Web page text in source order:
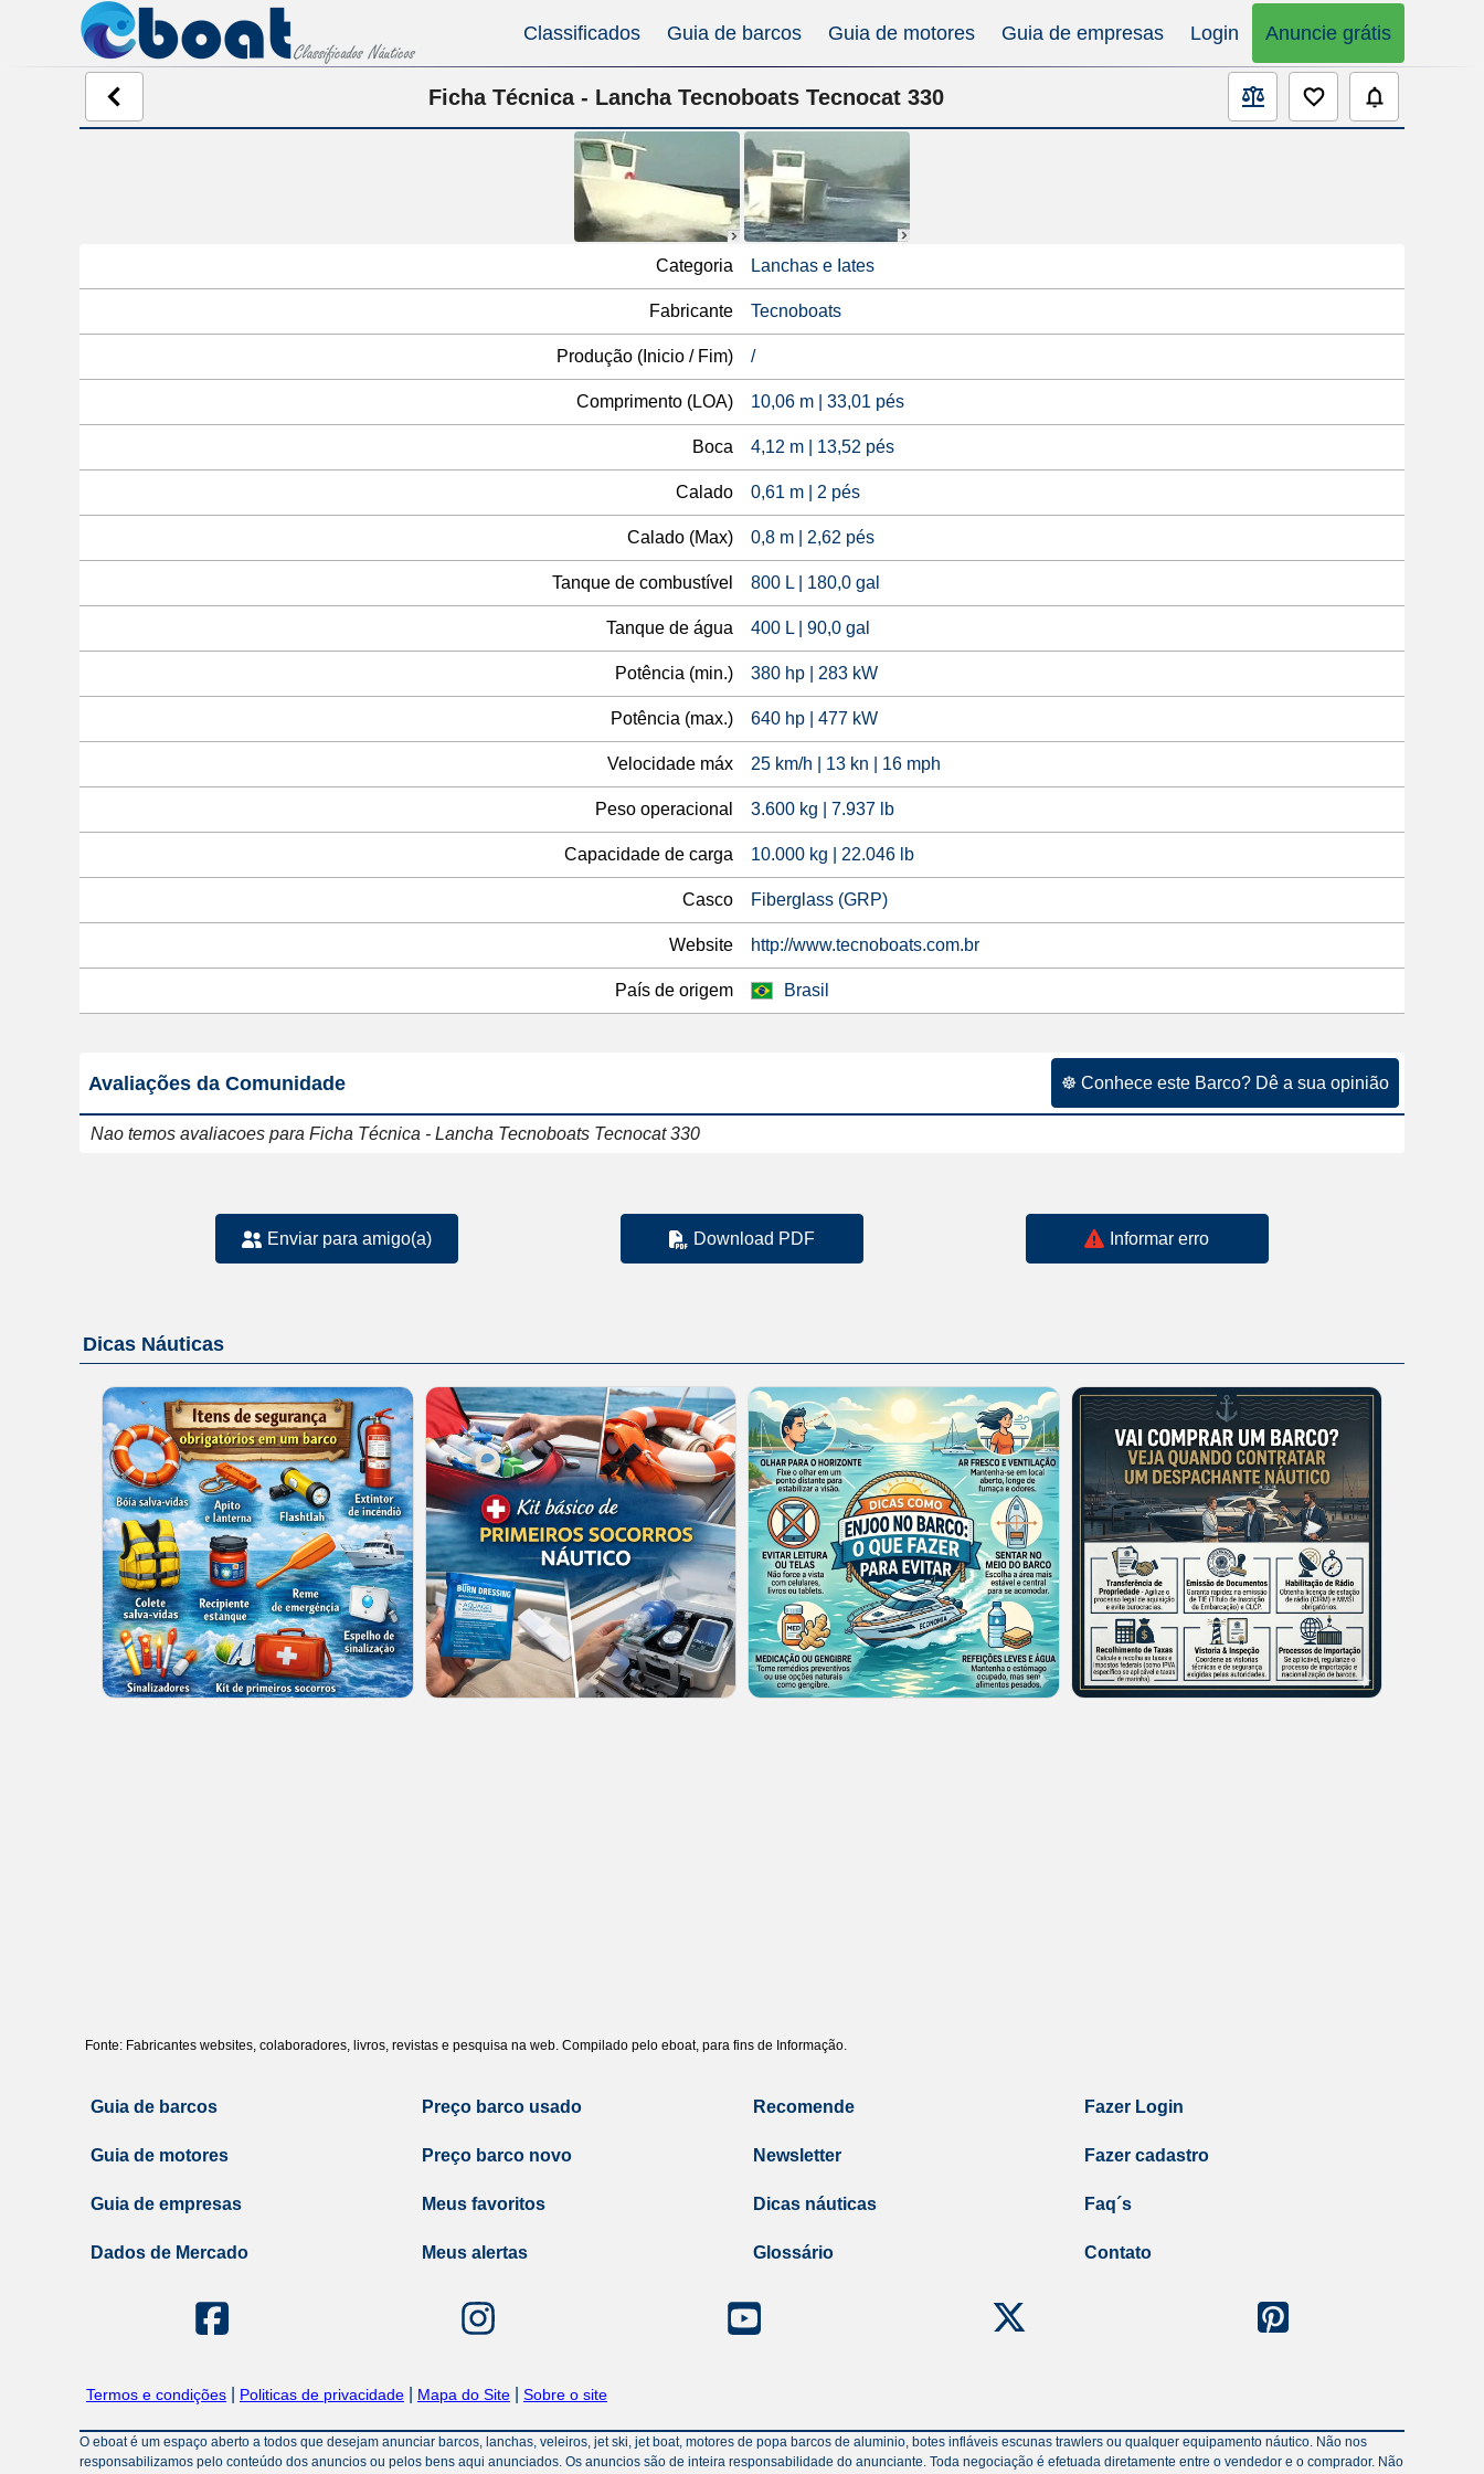
Classificados Guia de barcos Guia de motores Guia de empresas Login Anuncie grátis
Ficha Técnica - Lancha Tecnoboats Tecnocat 330
Categoria Lanchas e Iates
Fabricante Tecnoboats
Produção (Inicio / Fim) /
Comprimento (LOA) 10,06 m | 33,01 pés
Boca 4,12 m | 13,52 pés
Calado 0,61 m | 2 pés
Calado (Max) 0,8 m | 2,62 pés
Tanque de combustível 800 L | 180,0 gal
Tanque de água 400 L | 90,0 gal
Potência (min.) 380 hp | 283 kW
Potência (max.) 640 hp | 477 kW
Velocidade máx 25 km/h | 13 kn | 16 mph
Peso operacional 3.600 kg | 7.937 lb
Capacidade de carga 10.000 kg | 22.046 lb
Casco Fiberglass (GRP)
Website http://www.tecnoboats.com.br
País de origem Brasil
Avaliações da Comunidade ☸ Conhece este Barco? Dê a sua opinião
Nao temos avaliacoes para Ficha Técnica - Lancha Tecnoboats Tecnocat 330
Enviar para amigo(a) Download PDF Informar erro
Dicas Náuticas
Fonte: Fabricantes websites, colaboradores, livros, revistas e pesquisa na web. Compilado pelo eboat, para fins de Informação.
Guia de barcos
Guia de motores
Guia de empresas
Dados de Mercado
Preço barco usado
Preço barco novo
Meus favoritos
Meus alertas
Recomende
Newsletter
Dicas náuticas
Glossário
Fazer Login
Fazer cadastro
Faq´s
Contato
Termos e condições Politicas de privacidade Mapa do Site Sobre o site
O eboat é um espaço aberto a todos que desejam anunciar barcos, lanchas, veleiros, jet ski, jet boat, motores de popa barcos de aluminio, botes infláveis escunas trawlers ou qualquer equipamento náutico. Não nos
responsabilizamos pelo conteúdo dos anuncios ou pelos bens aqui anunciados. Os anuncios são de inteira responsabilidade do anunciante. Toda negociação é efetuada diretamente entre o vendedor e o comprador. Não